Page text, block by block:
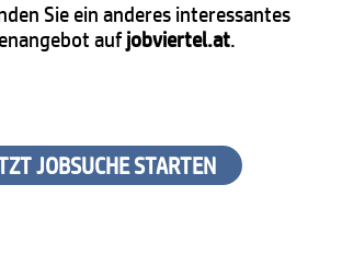
Sie ein anderes interessantes
aufjobviertel.at.
JOBSUCHE STARTEN